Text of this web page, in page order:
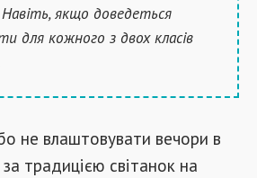
якщо доведеться
для кожного з двох класів
не влаштовувати вечори в
традицією світанок на